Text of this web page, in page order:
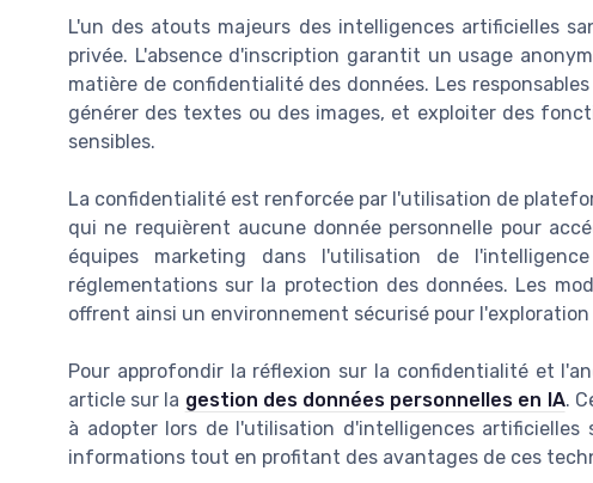
L'un des atouts majeurs des intelligences artificielles
privée. L'absence d'inscription garantit un usage
matière de confidentialité des données. Les
générer des textes ou des images, et exploiter des
sensibles.
La confidentialité est renforcée par l'utilisation de
qui ne requièrent aucune donnée personnelle pour
équipes marketing dans l'utilisation de
réglementations sur la protection des données. Les
offrent ainsi un environnement sécurisé pour
Pour approfondir la réflexion sur la confidentialité et
article sur la gestion des données personnelles en IA.
à adopter lors de l'utilisation d'intelligences
informations tout en profitant des avantages de ces